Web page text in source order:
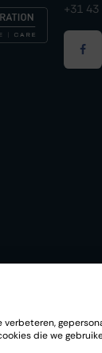
+31
verbeteren,
die we